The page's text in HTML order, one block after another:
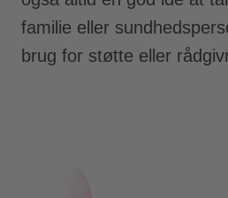
familie eller
brug for støtte eller